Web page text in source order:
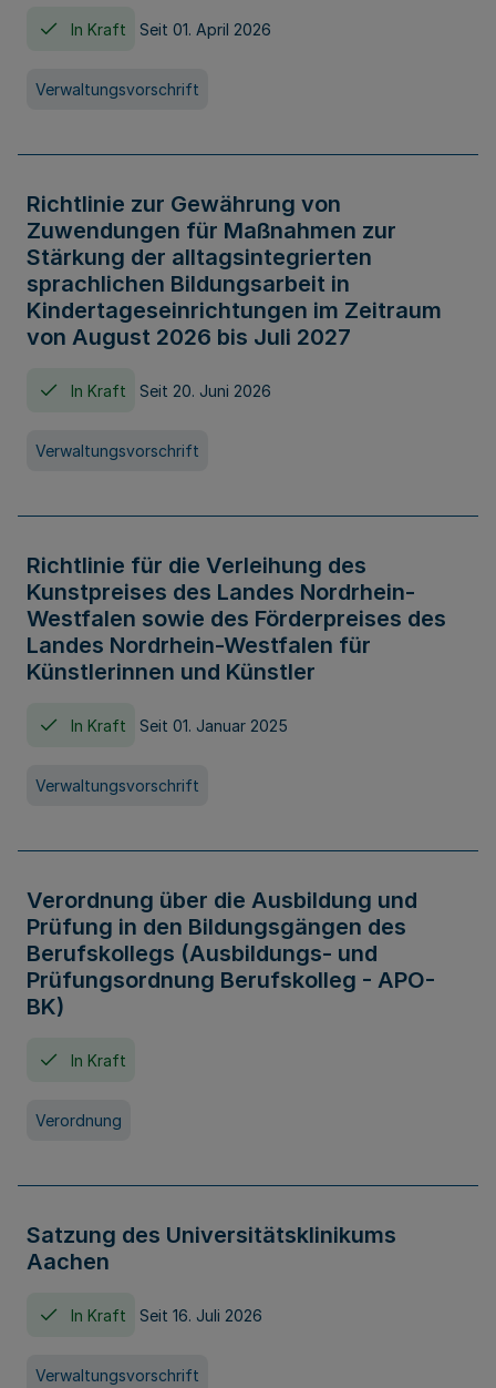
In Kraft Seit 01. April 2026
Verwaltungsvorschrift
Richtlinie zur Gewährung von
Zuwendungen für Maßnahmen zur
Stärkung der alltagsintegrierten
sprachlichen Bildungsarbeit in
Kindertageseinrichtungen im Zeitraum
von August 2026 bis Juli 2027
In Kraft Seit 20. Juni 2026
Verwaltungsvorschrift
Richtlinie für die Verleihung des
Kunstpreises des Landes Nordrhein-
Westfalen sowie des Förderpreises des
Landes Nordrhein-Westfalen für
Künstlerinnen und Künstler
In Kraft Seit 01. Januar 2025
Verwaltungsvorschrift
Verordnung über die Ausbildung und
Prüfung in den Bildungsgängen des
Berufskollegs (Ausbildungs- und
Prüfungsordnung Berufskolleg - APO-
BK)
In Kraft
Verordnung
Satzung des Universitätsklinikums
Aachen
In Kraft Seit 16. Juli 2026
Verwaltungsvorschrift